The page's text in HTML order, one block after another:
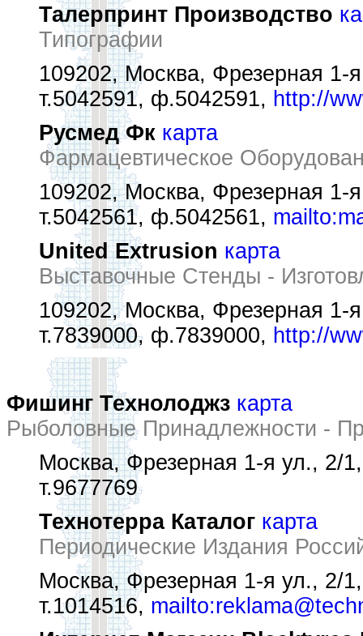
Талерпринт Производство
Типографии
109202, Москва, Фрезерная 1-
т.5042591, ф.5042591, http://
Русмед Фк карта
Фармацевтическое
109202, Москва, Фрезерная 1-
т.5042561, ф.5042561,
United Extrusion карта
Выставочные Стенды -
109202, Москва, Фрезерная 1-
т.7839000, ф.7839000, http://
Фишинг Технолоджз карта
Рыболовные Принадлежности -
Москва, Фрезерная 1-я ул., 2/
т.9677769
Технотерра Каталог карта
Периодические Издания
Москва, Фрезерная 1-я ул., 2/
т.1014516,